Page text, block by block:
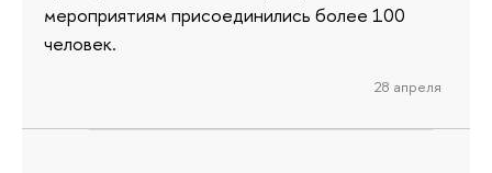
мероприятиям присоединились более 100
человек.
28 апреля